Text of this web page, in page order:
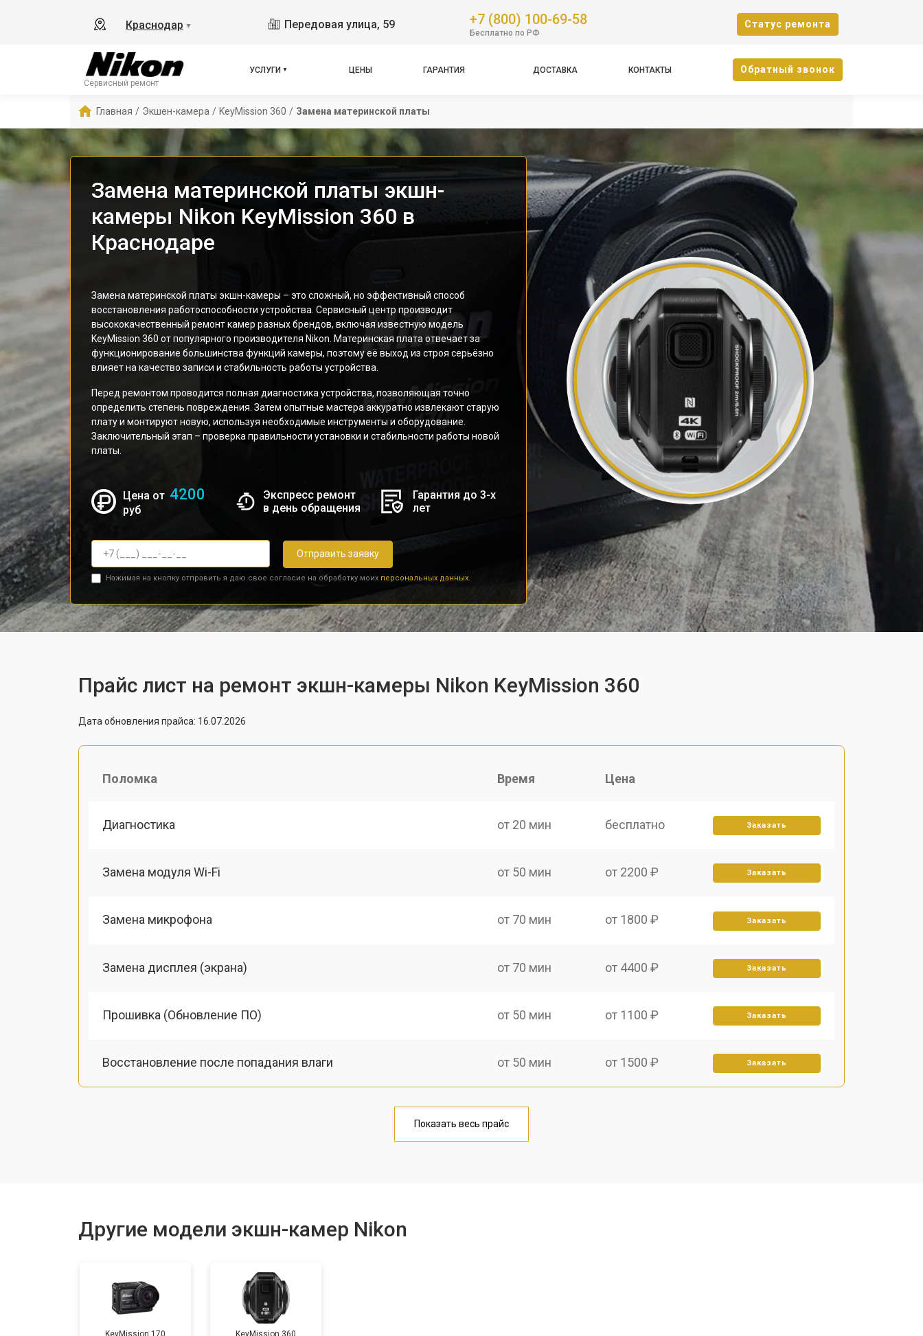
Краснодар ▼ Передовая улица, 59 +7 (800) 100-69-58
Бесплатно по РФ
Cтатус ремонта
Сервисный ремонт
УСЛУГИ ЦЕНЫ ГАРАНТИЯ ДОСТАВКА КОНТАКТЫ Oбратный звонок
Главная / Экшен-камера / KeyMission 360 / Замена материнской платы
Замена материнской платы экшн-
камеры Nikon KeyMission 360 в
Краснодаре
Замена материнской платы экшн-камеры – это сложный, но эффективный способ
восстановления работоспособности устройства. Сервисный центр производит
высококачественный ремонт камер разных брендов, включая известную модель
KeyMission 360 от популярного производителя Nikon. Материнская плата отвечает за
функционирование большинства функций камеры, поэтому её выход из строя серьёзно
влияет на качество записи и стабильность работы устройства.
Перед ремонтом проводится полная диагностика устройства, позволяющая точно
определить степень повреждения. Затем опытные мастера аккуратно извлекают старую
плату и монтируют новую, используя необходимые инструменты и оборудование.
Заключительный этап – проверка правильности установки и стабильности работы новой
платы.
Цена от 4200
руб
Экспресс ремонт
в день обращения
Гарантия до 3-х
лет
Отправить заявку
Нажимая на кнопку отправить я даю свое согласие на обработку моих персональных данных.
Прайс лист на ремонт экшн-камеры Nikon KeyMission 360
Дата обновления прайса: 16.07.2026
Поломка Время Цена
Диагностика от 20 мин бесплатно Заказать
Замена модуля Wi-Fi от 50 мин от 2200 ₽ Заказать
Замена микрофона от 70 мин от 1800 ₽ Заказать
Замена дисплея (экрана) от 70 мин от 4400 ₽ Заказать
Прошивка (Обновление ПО) от 50 мин от 1100 ₽ Заказать
Восстановление после попадания влаги от 50 мин от 1500 ₽ Заказать
от 80 мин
Показать весь прайс
Другие модели экшн-камер Nikon
KeyMission 170 KeyMission 360